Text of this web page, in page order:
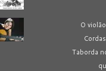
O
Taborda